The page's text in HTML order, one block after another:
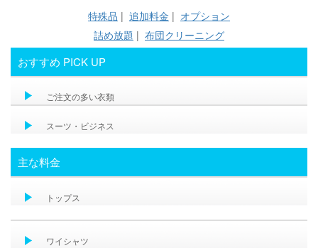
特殊品 | 追加料金 | オプション
詰め放題 | 布団クリーニング
おすすめ PICK UP
ご注文の多い衣類
スーツ・ビジネス
主な料金
トップス
ワイシャツ